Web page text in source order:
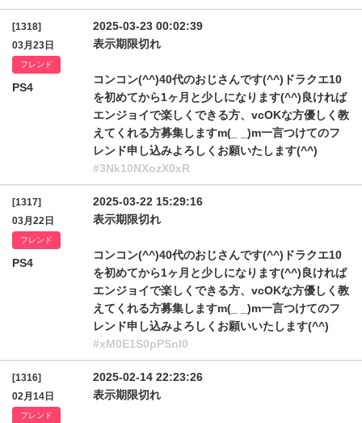
[1318]
03月23日
フレンド
PS4
2025-03-23 00:02:39
表示期限切れ
コンコン(^^)40代のおじさんです(^^)ドラクエ10
を初めてから1ヶ月と少しになります(^^)良ければ
エンジョイで楽しくできる方、vcOKな方優しく教
えてくれる方募集しますm(_ _)m一言つけてのフ
レンド申し込みよろしくお願いたします(^^)
#3Nk10NXozX0xR
[1317]
03月22日
フレンド
PS4
2025-03-22 15:29:16
表示期限切れ
コンコン(^^)40代のおじさんです(^^)ドラクエ10
を初めてから1ヶ月と少しになります(^^)良ければ
エンジョイで楽しくできる方、vcOKな方優しく教
えてくれる方募集しますm(_ _)m一言つけてのフ
レンド申し込みよろしくお願いいたします(^^)
#xM0E1S0pPSnI0
[1316]
02月14日
フレンド
2025-02-14 22:23:26
表示期限切れ